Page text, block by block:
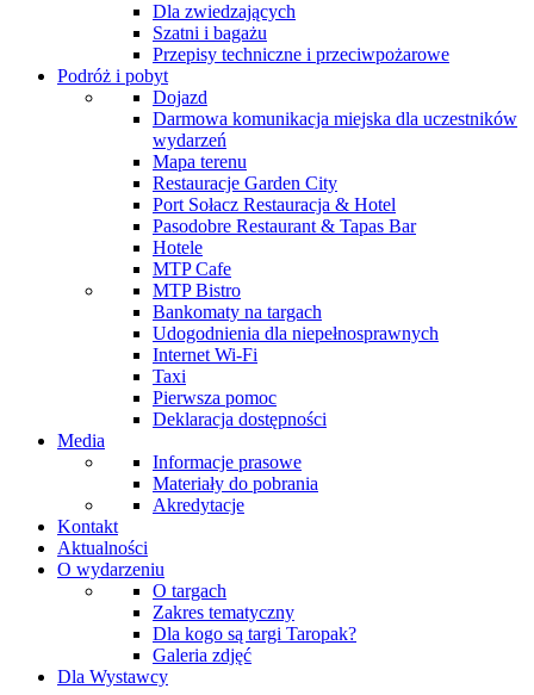
Dla zwiedzających
Szatni i bagażu
Przepisy techniczne i przeciwpożarowe
Podróż i pobyt
Dojazd
Darmowa komunikacja miejska dla uczestników
wydarzeń
Mapa terenu
Restauracje Garden City
Port Sołacz Restauracja & Hotel
Pasodobre Restaurant & Tapas Bar
Hotele
MTP Cafe
MTP Bistro
Bankomaty na targach
Udogodnienia dla niepełnosprawnych
Internet Wi-Fi
Taxi
Pierwsza pomoc
Deklaracja dostępności
Media
Informacje prasowe
Materiały do pobrania
Akredytacje
Kontakt
Aktualności
O wydarzeniu
O targach
Zakres tematyczny
Dla kogo są targi Taropak?
Galeria zdjęć
Dla Wystawcy